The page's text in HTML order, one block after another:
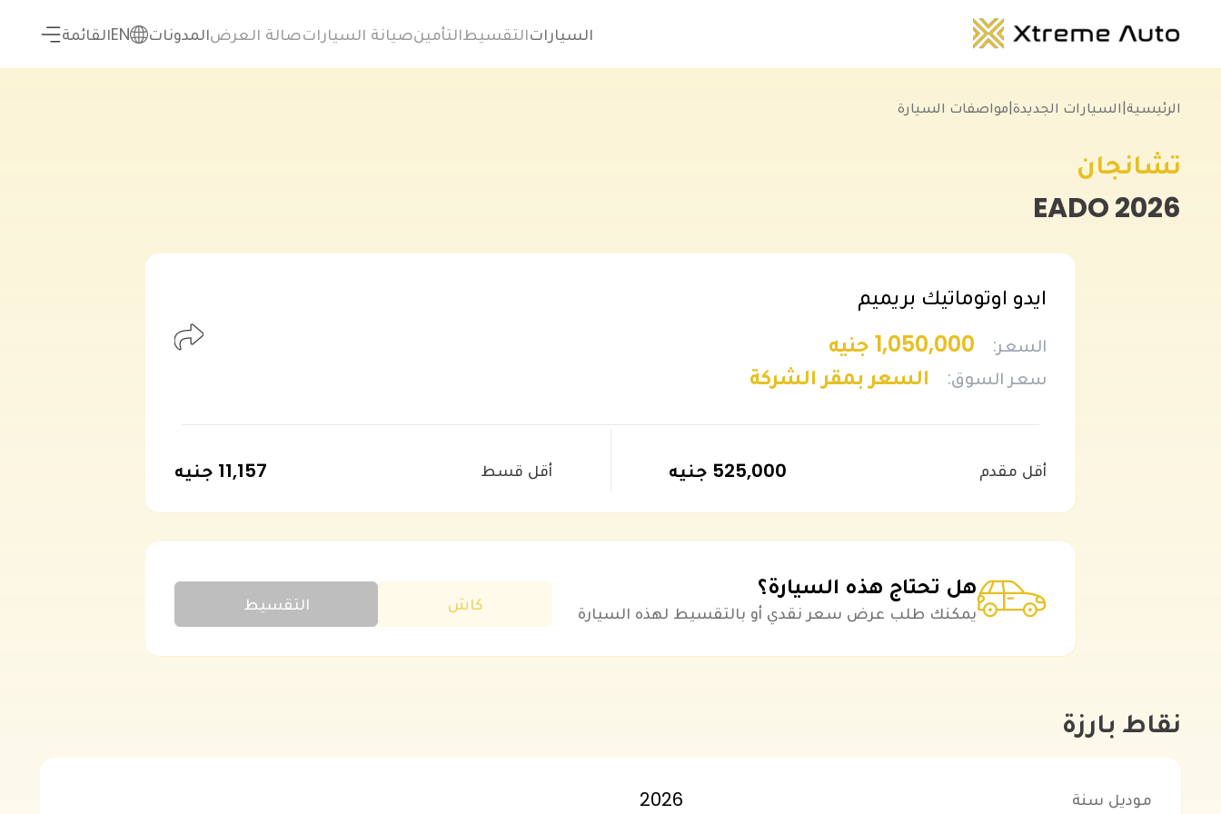
الرئيسية|السيارات الجديدة|مواصفات السيارة
تشانجان
EADO2026
ايدو اوتوماتيك بريميم
السعر: 1,050,000 جنيه
سعر السوق: السعر بمقر الشركة
أقل مقدم 525,000 جنيه أقل قسط 11,157 جنيه
هل تحتاج هذه السيارة؟
يمكنك طلب عرض سعر نقدي أو بالتقسيط لهذه السيارة كاش التقسيط
نقاط بارزة
موديل سنة 2026
السياراتالتقسيطالتأمينصيانة السياراتصالة العرضالمدونات ENالقائمة